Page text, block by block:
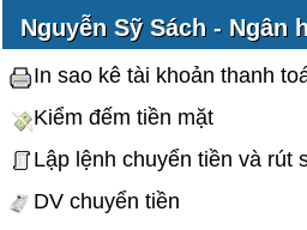
Nguyễn Sỹ Sách - Ngân
In sao kê tài khoản thanh
Kiểm đếm tiền mặt
Lập lệnh chuyển tiền và rút
DV chuyển tiền